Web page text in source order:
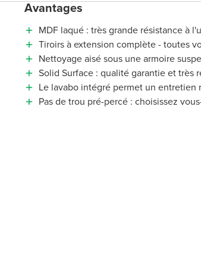
Avantages
MDF laqué : très grande résistance à
Tiroirs à extension complète - toutes
Nettoyage aisé sous une armoire
Solid Surface : qualité garantie et
Le lavabo intégré permet un entretien
Pas de trou pré-percé : choisissez